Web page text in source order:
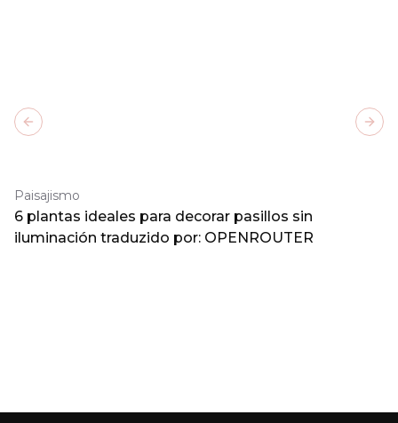
Paisajismo
6 plantas ideales para decorar pasillos sin
iluminación traduzido por: OPENROUTER
Previous slide